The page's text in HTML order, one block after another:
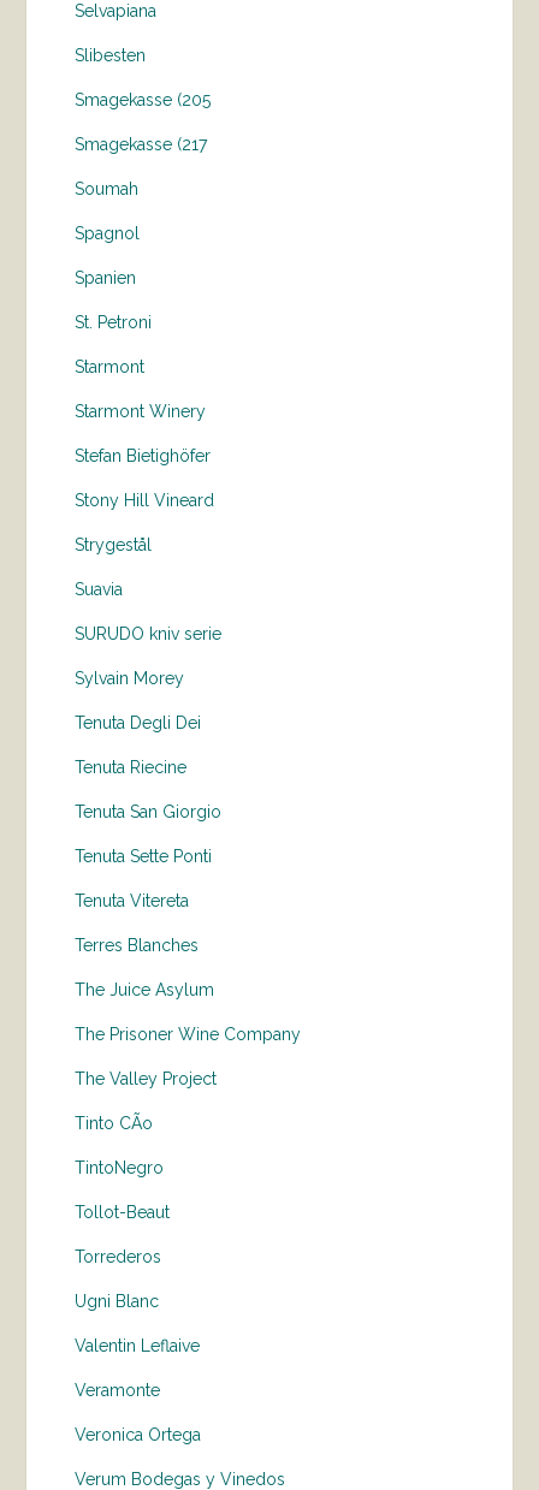
Selvapiana
Slibesten
Smagekasse (205
Smagekasse (217
Soumah
Spagnol
Spanien
St. Petroni
Starmont
Starmont Winery
Stefan Bietighöfer
Stony Hill Vineard
Strygestål
Suavia
SURUDO kniv serie
Sylvain Morey
Tenuta Degli Dei
Tenuta Riecine
Tenuta San Giorgio
Tenuta Sette Ponti
Tenuta Vitereta
Terres Blanches
The Juice Asylum
The Prisoner Wine Company
The Valley Project
Tinto CÃo
TintoNegro
Tollot-Beaut
Torrederos
Ugni Blanc
Valentin Leflaive
Veramonte
Veronica Ortega
Verum Bodegas y Vinedos